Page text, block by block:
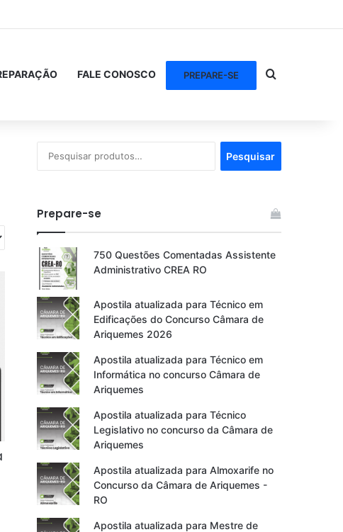
FALE CONOSCO PREPARE-SE Procurar por
por:
Pesquisar
Prepare-se
750 Questões Comentadas Assistente
Administrativo CREA RO
Apostila atualizada para Técnico em
Edificações do Concurso Câmara de
Ariquemes 2026
Apostila atualizada para Técnico em
Informática no concurso Câmara de
Ariquemes
Apostila atualizada para Técnico
Legislativo no concurso da Câmara de
Ariquemes
Apostila atualizada para Almoxarife no
Concurso da Câmara de Ariquemes -
RO
Apostila atualizada para Mestre de